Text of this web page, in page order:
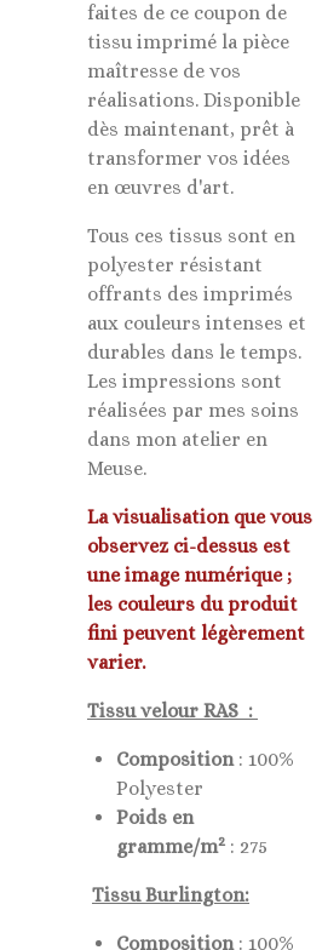
faites de ce coupon de
tissu imprimé la pièce
maîtresse de vos
réalisations. Disponible
dès maintenant, prêt à
transformer vos idées
en œuvres d'art.
Tous ces tissus sont en
polyester résistant
offrants des imprimés
aux couleurs intenses et
durables dans le temps.
Les impressions sont
réalisées par mes soins
dans mon atelier en
Meuse.
La visualisation que vous
observez ci-dessus est
une image numérique ;
les couleurs du produit
fini peuvent légèrement
varier.
Tissu velour RAS :
Composition: 100%
Polyester
Poids en
gramme/m2 : 275
Tissu Burlington:
Composition: 100%